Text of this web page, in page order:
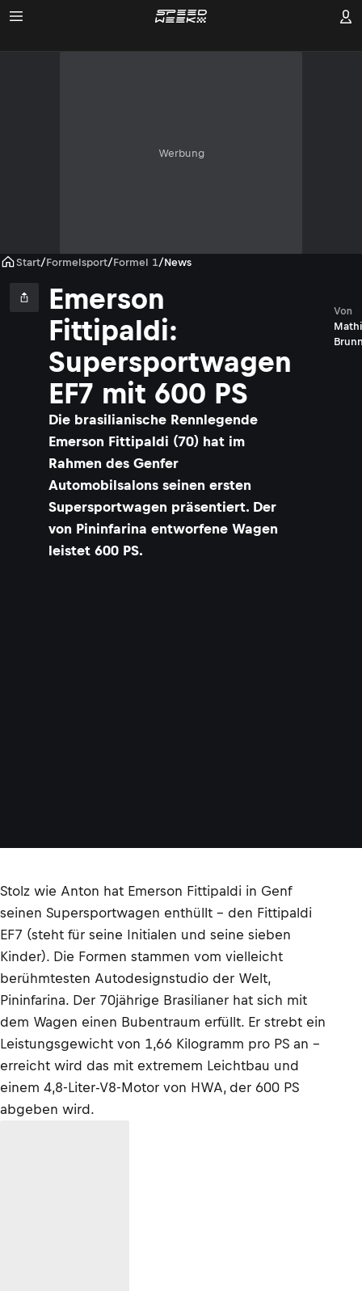
Werbung
Start/Formelsport/Formel 1/News
Emerson
Fittipaldi:
Supersportwagen
EF7 mit 600 PS
​Die brasilianische Rennlegende
Emerson Fittipaldi (70) hat im
Rahmen des Genfer
Automobilsalons seinen ersten
Supersportwagen präsentiert. Der
von Pininfarina entworfene Wagen
leistet 600 PS.
Von
Stolz wie Anton hat Emerson Fittipaldi in Genf
seinen Supersportwagen enthüllt – den Fittipaldi
EF7 (steht für seine Initialen und seine sieben
Kinder). Die Formen stammen vom vielleicht
berühmtesten Autodesignstudio der Welt,
Pininfarina. Der 70jährige Brasilianer hat sich mit
dem Wagen einen Bubentraum erfüllt. Er strebt ein
Leistungsgewicht von 1,66 Kilogramm pro PS an –
erreicht wird das mit extremem Leichtbau und
einem 4,8-Liter-V8-Motor von HWA, der 600 PS
abgeben wird.